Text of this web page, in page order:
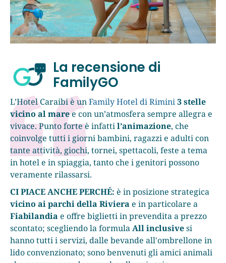
La recensione di
FamilyGO
L’Hotel Caraibi è unFamily Hotel di Rimini3 stelle
vicino al maree con un’atmosfera sempre allegra e
vivace. Punto forte è infattil’animazione, che
coinvolge tutti i giorni bambini, ragazzi e adulti con
tante attività, giochi, tornei, spettacoli, feste a tema
in hotel e in spiaggia, tanto che i genitori possono
veramente rilassarsi.
CI PIACE ANCHE PERCHÉ: è in posizione strategica
vicino ai parchi della Riviera e in particolare a
Fiabilandia e offre biglietti in prevendita a prezzo
scontato; scegliendo la formulaAll inclusivesi
hanno tutti i servizi, dalle bevande all'ombrellone in
lido convenzionato; sono benvenuti gli amici animali